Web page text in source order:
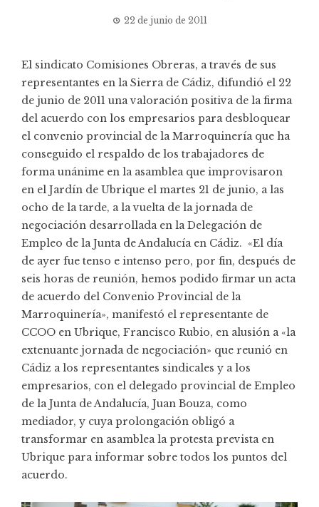
22 de junio de 2011
El sindicato Comisiones Obreras, a través de sus
representantes en la Sierra de Cádiz, difundió el 22
de junio de 2011 una valoración positiva de la firma
del acuerdo con los empresarios para desbloquear
el convenio provincial de la Marroquinería que ha
conseguido el respaldo de los trabajadores de
forma unánime en la asamblea que improvisaron
en el Jardín de Ubrique el martes 21 de junio, a las
ocho de la tarde, a la vuelta de la jornada de
negociación desarrollada en la Delegación de
Empleo de la Junta de Andalucía en Cádiz. «El día
de ayer fue tenso e intenso pero, por fin, después de
seis horas de reunión, hemos podido firmar un acta
de acuerdo del Convenio Provincial de la
Marroquinería», manifestó el representante de
CCOO en Ubrique, Francisco Rubio, en alusión a «la
extenuante jornada de negociación» que reunió en
Cádiz a los representantes sindicales y a los
empresarios, con el delegado provincial de Empleo
de la Junta de Andalucía, Juan Bouza, como
mediador, y cuya prolongación obligó a
transformar en asamblea la protesta prevista en
Ubrique para informar sobre todos los puntos del
acuerdo.